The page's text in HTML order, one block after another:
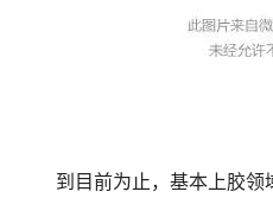
到目前为止，基本上胶